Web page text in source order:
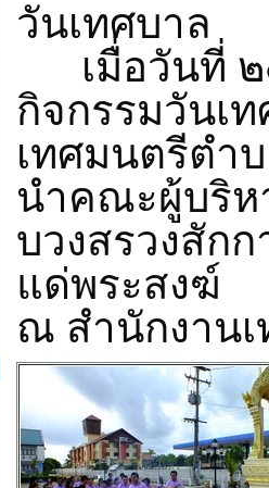
วันเทศบาล
เมื่อวันที่ ๒
กิจกรรมวันเ
เทศมนตรีตำ
นำคณะผู้บริห
บวงสรวงสัก
แด่พระสงฆ์
ณ สำนักงาน